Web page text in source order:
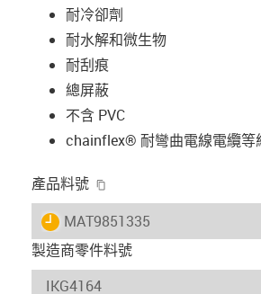
耐冷卻劑
耐水解和微生物
耐刮痕
總屏蔽
不含 PVC
chainflex® 耐彎曲電線電纜等
產品料號
igus-icon-lieferzeit
MAT9851335
製造商零件料號